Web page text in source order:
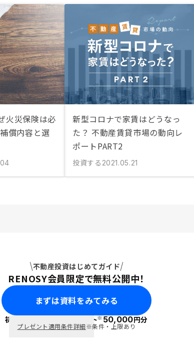
火災保険は必
償内容と選
新型コロナで家賃はどうなっ
た？ 不動産賃貸市場の動向レ
ポートPART2
投資する 2021.05.21
不動産投資はじめてガイド
RENOSY会員限定で無料公開中！
まずは資料をみてみる
初回面談で ポイント※50,000円分
プレゼント適用条件詳細※条件・上限あり